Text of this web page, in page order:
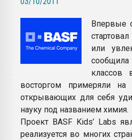
бутылок
ПЕРЕЙТИ НА ФОРУМ
Впервые
или
восторгом примеряли
открывающих для себя
науку под названием химия.
Проект BASF Kids’ Labs
реализуется во многих